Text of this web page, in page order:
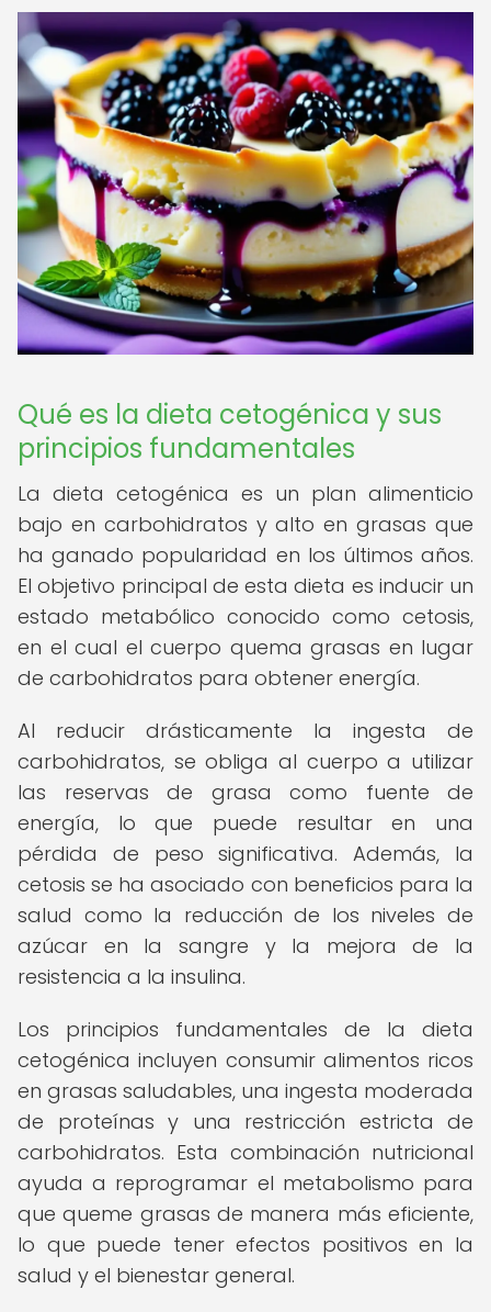
Qué es la dieta cetogénica y sus
principios fundamentales
La dieta cetogénica es un plan alimenticio
bajo en carbohidratos y alto en grasas que
ha ganado popularidad en los últimos años.
El objetivo principal de esta dieta es inducir un
estado metabólico conocido como cetosis,
en el cual el cuerpo quema grasas en lugar
de carbohidratos para obtener energía.
Al reducir drásticamente la ingesta de
carbohidratos, se obliga al cuerpo a utilizar
las reservas de grasa como fuente de
energía, lo que puede resultar en una
pérdida de peso significativa. Además, la
cetosis se ha asociado con beneficios para la
salud como la reducción de los niveles de
azúcar en la sangre y la mejora de la
resistencia a la insulina.
Los principios fundamentales de la dieta
cetogénica incluyen consumir alimentos ricos
en grasas saludables, una ingesta moderada
de proteínas y una restricción estricta de
carbohidratos. Esta combinación nutricional
ayuda a reprogramar el metabolismo para
que queme grasas de manera más eficiente,
lo que puede tener efectos positivos en la
salud y el bienestar general.